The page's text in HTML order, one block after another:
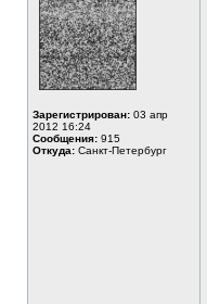
Зарегистрирован: 03 апр
2012 16:24
Сообщения: 915
Откуда: Санкт-Петербург